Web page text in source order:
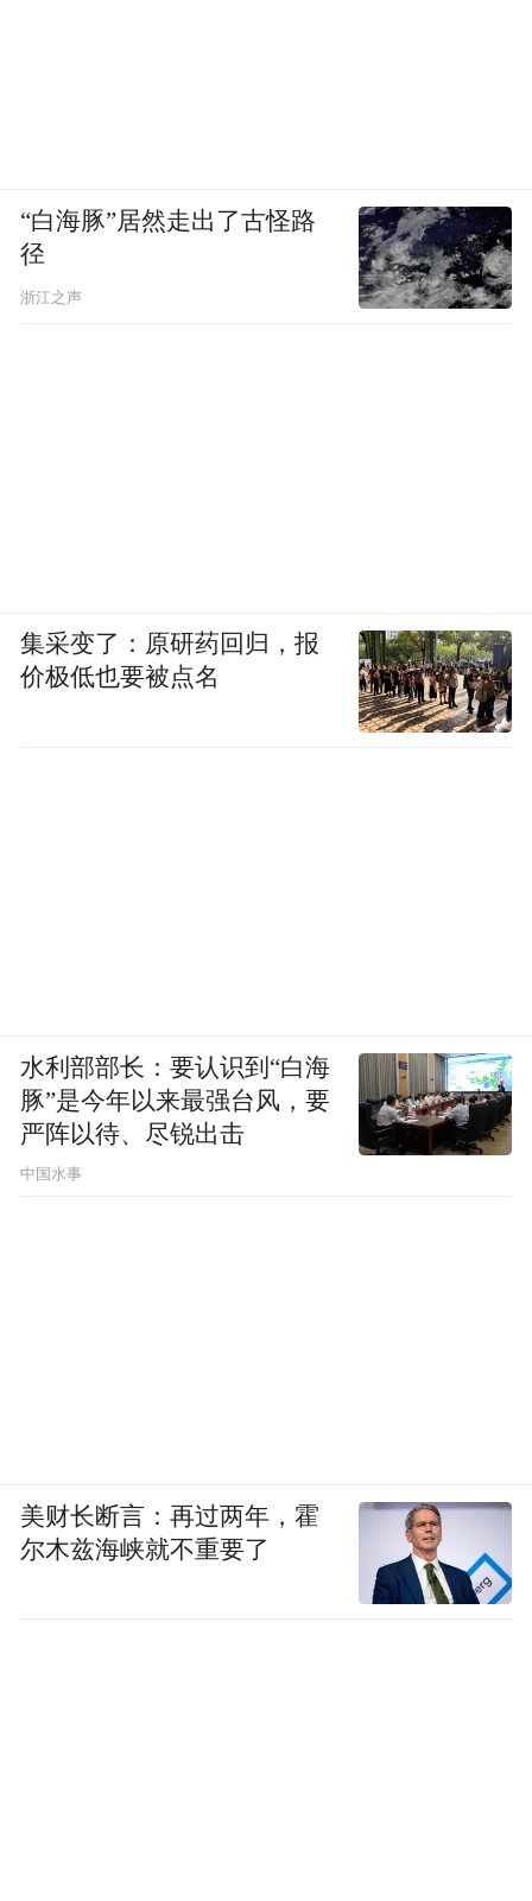
“白海豚”居然走出了古怪路
径
浙江之声
集采变了：原研药回归，报
价极低也要被点名
水利部部长：要认识到“白海
豚”是今年以来最强台风，要
严阵以待、尽锐出击
中国水事
美财长断言：再过两年，霍
尔木兹海峡就不重要了